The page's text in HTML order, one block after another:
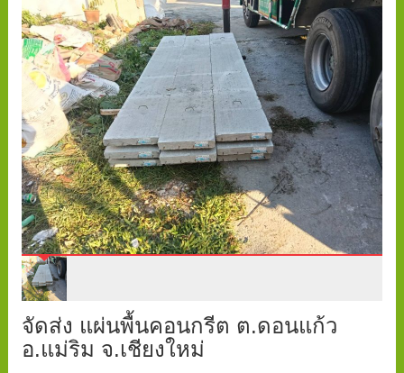
จัดส่ง แผ่นพื้นคอนกรีต ต.ดอนแก้ว
อ.แม่ริม จ.เชียงใหม่